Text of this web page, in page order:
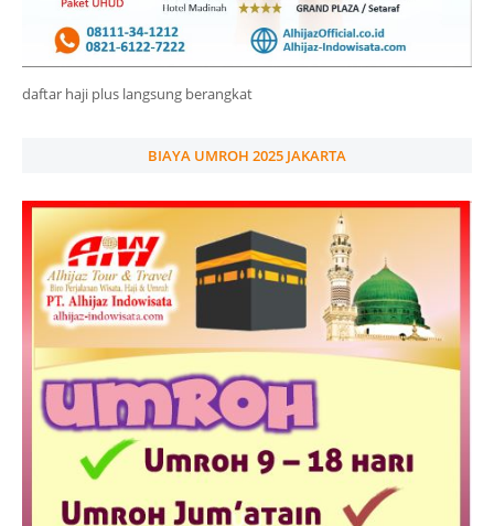
daftar haji plus langsung berangkat
BIAYA UMROH 2025 JAKARTA